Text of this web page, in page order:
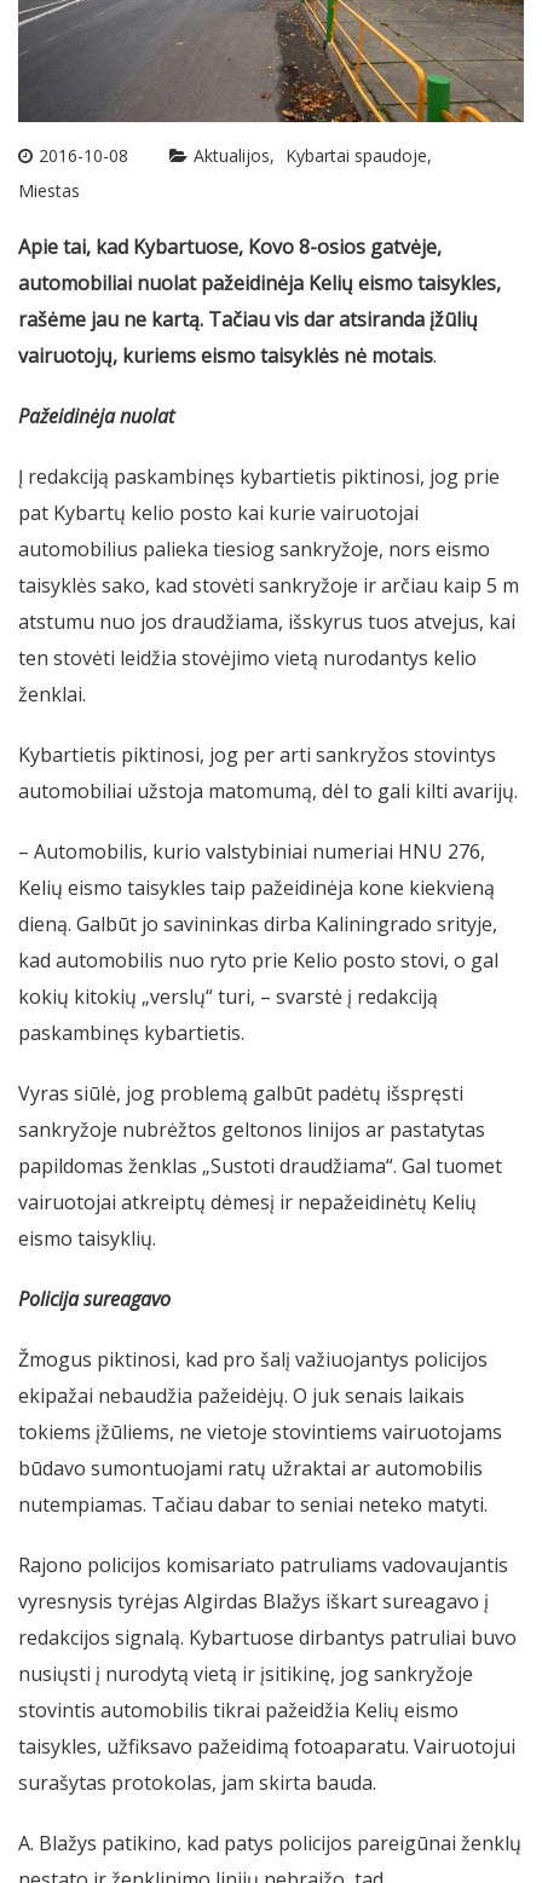
2016-10-08 Aktualijos
Kybartai spaudoje
Miestas
Apie tai, kad Kybartuose, Kovo 8-osios gatvėje,
automobiliai nuolat pažeidinėja Kelių eismo taisykles,
rašėme jau ne kartą. Tačiau vis dar atsiranda įžūlių
vairuotojų, kuriems eismo taisyklės nė motais.
Pažeidinėja nuolat
Į redakciją paskambinęs kybartietis piktinosi, jog prie
pat Kybartų kelio posto kai kurie vairuotojai
automobilius palieka tiesiog sankryžoje, nors eismo
taisyklės sako, kad stovėti sankryžoje ir arčiau kaip 5 m
atstumu nuo jos draudžiama, išskyrus tuos atvejus, kai
ten stovėti leidžia stovėjimo vietą nurodantys kelio
ženklai.
Kybartietis piktinosi, jog per arti sankryžos stovintys
automobiliai užstoja matomumą, dėl to gali kilti avarijų.
– Automobilis, kurio valstybiniai numeriai HNU 276,
Kelių eismo taisykles taip pažeidinėja kone kiekvieną
dieną. Galbūt jo savininkas dirba Kaliningrado srityje,
kad automobilis nuo ryto prie Kelio posto stovi, o gal
kokių kitokių „verslų“ turi, – svarstė į redakciją
paskambinęs kybartietis.
Vyras siūlė, jog problemą galbūt padėtų išspręsti
sankryžoje nubrėžtos geltonos linijos ar pastatytas
papildomas ženklas „Sustoti draudžiama“. Gal tuomet
vairuotojai atkreiptų dėmesį ir nepažeidinėtų Kelių
eismo taisyklių.
Policija sureagavo
Žmogus piktinosi, kad pro šalį važiuojantys policijos
ekipažai nebaudžia pažeidėjų. O juk senais laikais
tokiems įžūliems, ne vietoje stovintiems vairuotojams
būdavo sumontuojami ratų užraktai ar automobilis
nutempiamas. Tačiau dabar to seniai neteko matyti.
Rajono policijos komisariato patruliams vadovaujantis
vyresnysis tyrėjas Algirdas Blažys iškart sureagavo į
redakcijos signalą. Kybartuose dirbantys patruliai buvo
nusiųsti į nurodytą vietą ir įsitikinę, jog sankryžoje
stovintis automobilis tikrai pažeidžia Kelių eismo
taisykles, užfiksavo pažeidimą fotoaparatu. Vairuotojui
surašytas protokolas, jam skirta bauda.
A. Blažys patikino, kad patys policijos pareigūnai ženklų